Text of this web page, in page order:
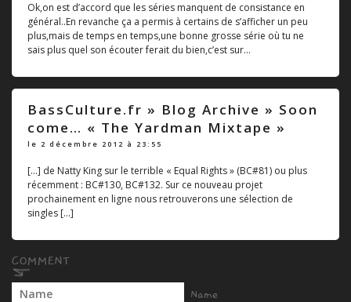
Ok,on est d’accord que les séries manquent de consistance en
général..En revanche ça a permis à certains de s’afficher un peu
plus,mais de temps en temps,une bonne grosse série où tu ne
sais plus quel son écouter ferait du bien,c’est sur...
BassCulture.fr » Blog Archive » Soon
come… « The Yardman Mixtape »
le 2 décembre 2012 à 23:55
[...] de Natty King sur le terrible « Equal Rights » (BC#81) ou plus
récemment : BC#130, BC#132. Sur ce nouveau projet
prochainement en ligne nous retrouverons une sélection de
singles [...]
Name